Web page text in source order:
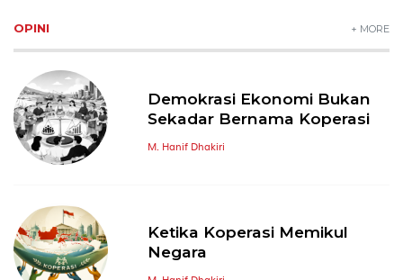
OPINI + MORE
Demokrasi Ekonomi Bukan
Sekadar Bernama Koperasi
M. Hanif Dhakiri
Ketika Koperasi Memikul
Negara